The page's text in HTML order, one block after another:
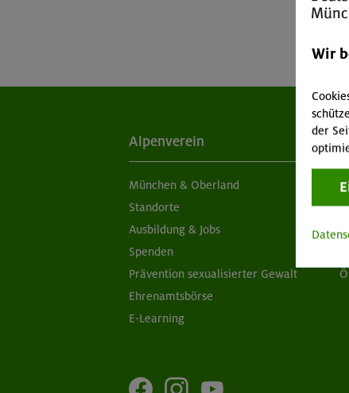
Alpenverein
München & Oberland
Standorte
Ausbildung & Jobs
Spenden
Prävention sexualisierter Gewalt
Ehrenamtsbörse
E-Learning
Wir
der